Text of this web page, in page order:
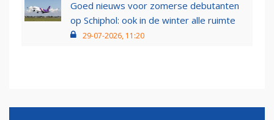
Goed nieuws voor zomerse debutanten
op Schiphol: ook in de winter alle ruimte
29-07-2026, 11:20